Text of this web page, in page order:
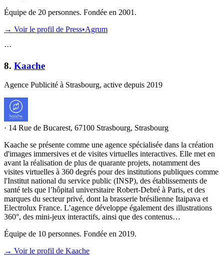
Équipe de 20 personnes. Fondée en 2001.
→ Voir le profil de Press•Agrum
···
8. Kaache
Agence Publicité à Strasbourg, active depuis 2019
· 14 Rue de Bucarest, 67100 Strasbourg, Strasbourg
Kaache se présente comme une agence spécialisée dans la création
d'images immersives et de visites virtuelles interactives. Elle met en
avant la réalisation de plus de quarante projets, notamment des
visites virtuelles à 360 degrés pour des institutions publiques comme
l'Institut national du service public (INSP), des établissements de
santé tels que l’hôpital universitaire Robert-Debré à Paris, et des
marques du secteur privé, dont la brasserie brésilienne Itaipava et
Electrolux France. L’agence développe également des illustrations
360°, des mini-jeux interactifs, ainsi que des contenus…
Équipe de 10 personnes. Fondée en 2019.
→ Voir le profil de Kaache